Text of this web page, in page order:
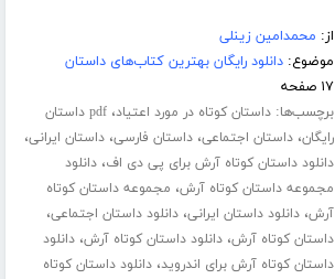
از: محمدامین زینلی
موضوع:دانلود رایگان بهترین کتاب‌های داستان
۱۷ صفحه
برچسب‌ها:داستان کوتاه در مورد اعتیاد،
pdf داستان
رایگان،داستان اجتماعی،داستان فارسی،داستان ایرانی،
دانلود داستان کوتاه آرش برای پی دی اف،دانلود
مجموعه داستان کوتاه آرش، مجموعه داستان کوتاه
آرش،دانلود داستان ایرانی،دانلود داستان اجتماعی،
داستان کوتاه آرش،دانلود داستان کوتاه آرش،دانلود
داستان کوتاه آرش برای اندروید،دانلود داستان کوتاه